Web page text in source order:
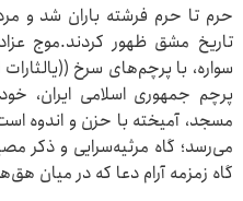
حرم تا حرم فرشته باران شد و
تاریخ مشق ظهور کردند.موج
سواره، با پرچم‌های سرخ
پرچم جمهوری اسلامی ایران،
مسجد، آمیخته با حزن و اندوه
می‌رسد؛ گاه مرثیه‌سرایی و ذکر
گاه زمزمه آرام دعا که در میان